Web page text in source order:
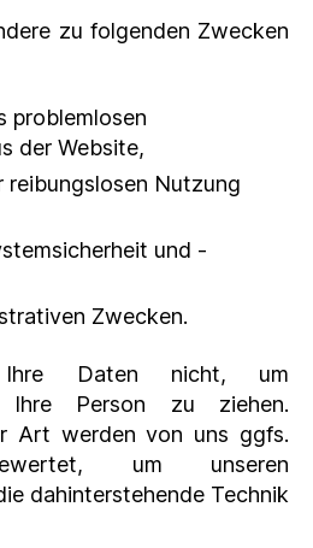
zu folgenden Zwecken
problemlosen
der Website,
reibungslosen Nutzung
und -
Zwecken.
Ihre Daten nicht, um
Ihre Person zu ziehen.
Art werden von uns ggfs.
um unseren
dahinterstehende Technik